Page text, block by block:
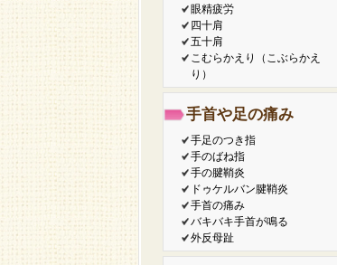
眼精疲労
四十肩
五十肩
こむらかえり（こぶらかえ
り）
手首や足の痛み
手足のつき指
手のばね指
手の腱鞘炎
ドゥケルバン腱鞘炎
手首の痛み
バキバキ手首が鳴る
外反母趾